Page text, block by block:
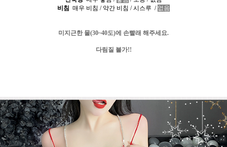
비침 매우 비침 / 약간 비침 /시스루 / 없음
미지근한 물(30~40도)에 손빨래 해주세요.
다림질 불가!!